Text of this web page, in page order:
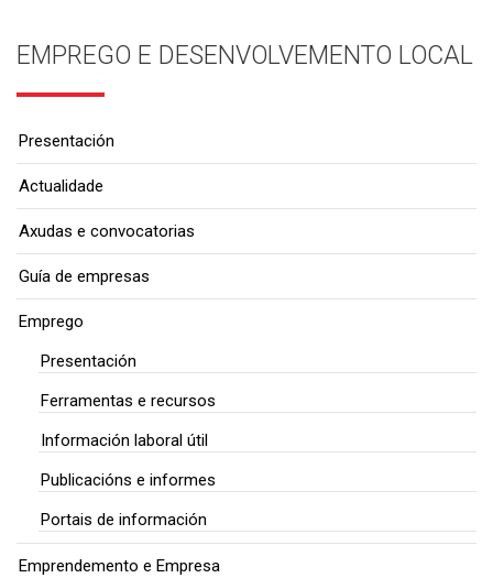
EMPREGO E DESENVOLVEMENTO LOCAL
Presentación
Actualidade
Axudas e convocatorias
Guía de empresas
Emprego
Presentación
Ferramentas e recursos
Información laboral útil
Publicacións e informes
Portais de información
Emprendemento e Empresa